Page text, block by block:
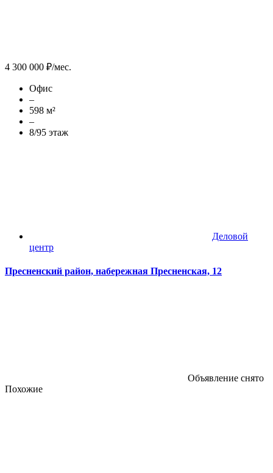
4 300 000 ₽/мес.
Офис
–
598 м²
–
8/95 этаж
Деловой
центр
Пресненский район, набережная Пресненская, 12
Объявление снято
Похожие